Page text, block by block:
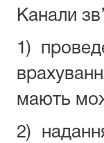
Канали
1)
мають
2)